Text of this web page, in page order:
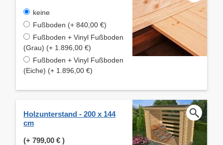
keine
Fußboden (+ 840,00 €)
Fußboden + Vinyl Fußboden
(Grau) (+ 1.896,00 €)
Fußboden + Vinyl Fußboden
(Eiche) (+ 1.896,00 €)
Holzunterstand - 200 x 144
cm
(+ 799,00 € )